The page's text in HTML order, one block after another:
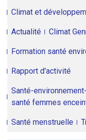
Climat et
Actualité Climat
Formation santé
Rapport d'activité
Santé-
santé femmes
Santé menstruelle